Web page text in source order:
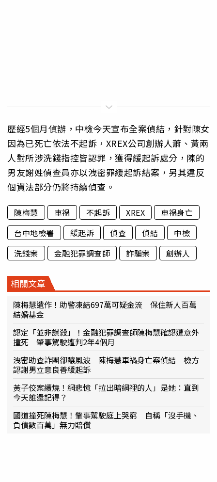
歷經5個月偵辦，中檢今天宣布全案偵結，針對陳女
因為已死亡依法不起訴，XREX公司創辦人蕭、黃兩
人對所涉洗錢指控皆認罪，獲得緩起訴處分，陳的
男友謝姓偵查員亦以洩密罪緩起訴結案，另其違反
個資法部分仍將持續偵查。
陳梅慧 車禍 不起訴 XREX
車禍身亡
台中地檢署
緩起訴 偵查 偵結
中檢
洗錢案
金融犯罪調查師 詐騙案 創辦人
相關文章
陳梅慧遺作！助警凍結697萬可疑金流 保住新人百萬
結婚基金
認定「並非謀殺」！金融犯罪調查師陳梅慧確認遭意外
撞死 肇事駕駛遭判2年4個月
洩密助查詐團卻釀風波 陳梅慧車禍身亡案偵結 檢方
認謝男立意良善緩起訴
黃子佼案續燒！網悲憶「拉出暗網裡的人」是她：直到
今天誰還記得？
國道撞死陳梅慧！肇事駕駛庭上哭窮 自稱「沒手機、
負債數百萬」無力賠償